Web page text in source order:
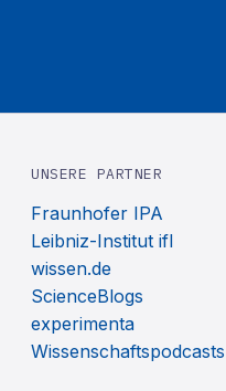
UNSERE PARTNER
Fraunhofer IPA
Leibniz-Institut ifl
wissen.de
ScienceBlogs
experimenta
Wissenschaftspodcasts